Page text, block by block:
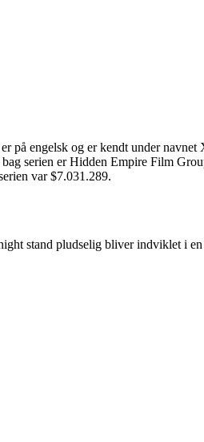
på engelsk og er kendt under
serien er Hidden Empire Film
var $7.031.289.
stand pludselig bliver indviklet i